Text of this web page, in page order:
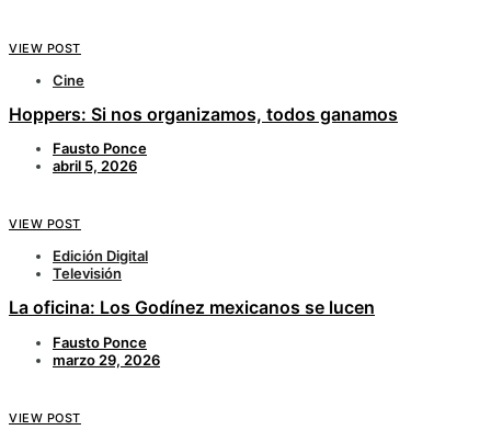
VIEW POST
Cine
Hoppers: Si nos organizamos, todos ganamos
Fausto Ponce
abril 5, 2026
VIEW POST
Edición Digital
Televisión
La oficina: Los Godínez mexicanos se lucen
Fausto Ponce
marzo 29, 2026
VIEW POST